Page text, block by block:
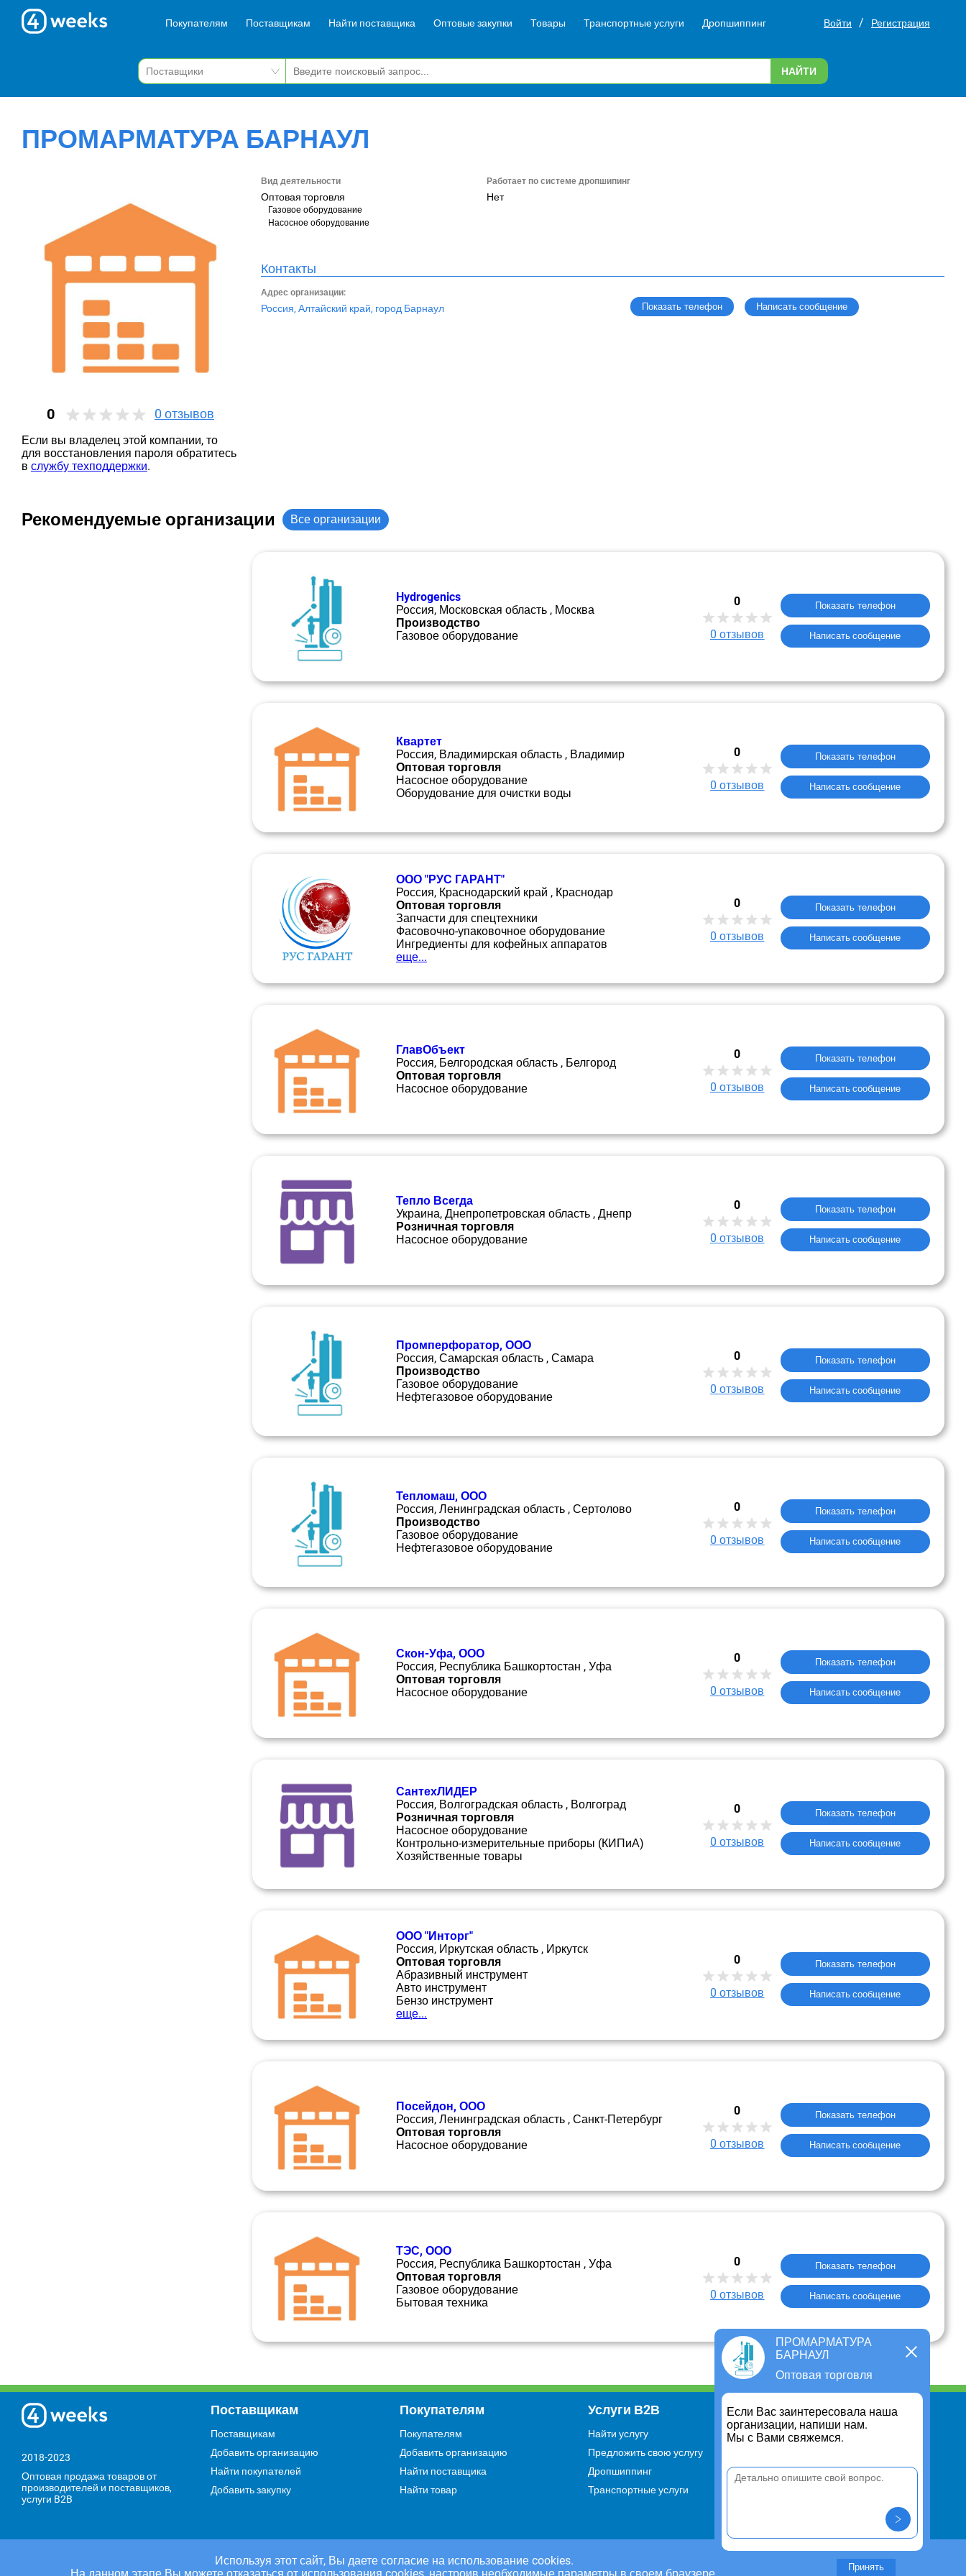
Покупателям Поставщикам Найти поставщика Оптовые закупки Товары Транспортные услуги Дропшиппинг Войти / Регистрация
НАЙТИ
ПРОМАРМАТУРА БАРНАУЛ
0 0 отзывов
Если вы владелец этой компании, то
для восстановления пароля обратитесь
в службу техподдержки.
Вид деятельности
Оптовая торговля
Газовое оборудование
Насосное оборудование
Работает по системе дропшипинг
Нет
Контакты
Адрес организации:
Россия, Алтайский край, город Барнаул Показать телефон Написать сообщение
Рекомендуемые организации Все организации
Hydrogenics
Россия, Московская область , Москва
Производство
Газовое оборудование
0
0 отзывов
Показать телефон
Написать сообщение
Квартет
Россия, Владимирская область , Владимир
Оптовая торговля
Насосное оборудование
Оборудование для очистки воды
0
0 отзывов
Показать телефон
Написать сообщение
ООО "РУС ГАРАНТ"
Россия, Краснодарский край , Краснодар
Оптовая торговля
Запчасти для спецтехники
Фасовочно-упаковочное оборудование
Ингредиенты для кофейных аппаратов
еще...
0
0 отзывов
Показать телефон
Написать сообщение
ГлавОбъект
Россия, Белгородская область , Белгород
Оптовая торговля
Насосное оборудование
0
0 отзывов
Показать телефон
Написать сообщение
Тепло Всегда
Украина, Днепропетровская область , Днепр
Розничная торговля
Насосное оборудование
0
0 отзывов
Показать телефон
Написать сообщение
Промперфоратор, ООО
Россия, Самарская область , Самара
Производство
Газовое оборудование
Нефтегазовое оборудование
0
0 отзывов
Показать телефон
Написать сообщение
Тепломаш, ООО
Россия, Ленинградская область , Сертолово
Производство
Газовое оборудование
Нефтегазовое оборудование
0
0 отзывов
Показать телефон
Написать сообщение
Скон-Уфа, ООО
Россия, Республика Башкортостан , Уфа
Оптовая торговля
Насосное оборудование
0
0 отзывов
Показать телефон
Написать сообщение
СантехЛИДЕР
Россия, Волгоградская область , Волгоград
Розничная торговля
Насосное оборудование
Контрольно-измерительные приборы (КИПиА)
Хозяйственные товары
0
0 отзывов
Показать телефон
Написать сообщение
ООО "Инторг"
Россия, Иркутская область , Иркутск
Оптовая торговля
Абразивный инструмент
Авто инструмент
Бензо инструмент
еще...
0
0 отзывов
Показать телефон
Написать сообщение
Посейдон, ООО
Россия, Ленинградская область , Санкт-Петербург
Оптовая торговля
Насосное оборудование
0
0 отзывов
Показать телефон
Написать сообщение
ТЭС, ООО
Россия, Республика Башкортостан , Уфа
Оптовая торговля
Газовое оборудование
Бытовая техника
0
0 отзывов
Показать телефон
Написать сообщение
ПРОМАРМАТУРА
БАРНАУЛ
Оптовая торговля
Если Вас заинтересовала наша
организации, напиши нам.
Мы с Вами свяжемся.
Используя этот сайт, Вы даете согласие на использование cookies.
На данном этапе Вы можете отказаться от использования cookies, настроив необходимые параметры в своем браузере.
Принять
2018-2023
Оптовая продажа товаров от
производителей и поставщиков,
услуги B2B
Поставщикам
Поставщикам
Добавить организацию
Найти покупателей
Добавить закупку
Покупателям
Покупателям
Добавить организацию
Найти поставщика
Найти товар
Услуги В2В
Найти услугу
Предложить свою услугу
Дропшиппинг
Транспортные услуги
Информация
Для чего существует портал
Правило cookie
предложение